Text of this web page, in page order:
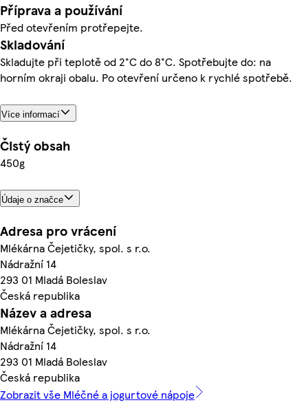
Příprava a používání
Před otevřením protřepejte.
Skladování
Skladujte při teplotě od 2°C do 8°C. Spotřebujte do: na
horním okraji obalu. Po otevření určeno k rychlé spotřebě.
Více informací
Čistý obsah
450g
Údaje o značce
Adresa pro vrácení
Mlékárna Čejetičky, spol. s r.o.
Nádražní 14
293 01 Mladá Boleslav
Česká republika
Název a adresa
Mlékárna Čejetičky, spol. s r.o.
Nádražní 14
293 01 Mladá Boleslav
Česká republika
Zobrazit vše Mléčné a jogurtové nápoje